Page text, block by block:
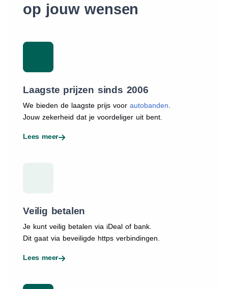
op jouw wensen
Laagste prijzen sinds 2006
We bieden de laagste prijs voor autobanden
Jouw zekerheid dat je voordeliger uit bent.
Lees meer
Veilig betalen
Je kunt veilig betalen via iDeal of bank.
Dit gaat via beveiligde https verbindingen.
Lees meer